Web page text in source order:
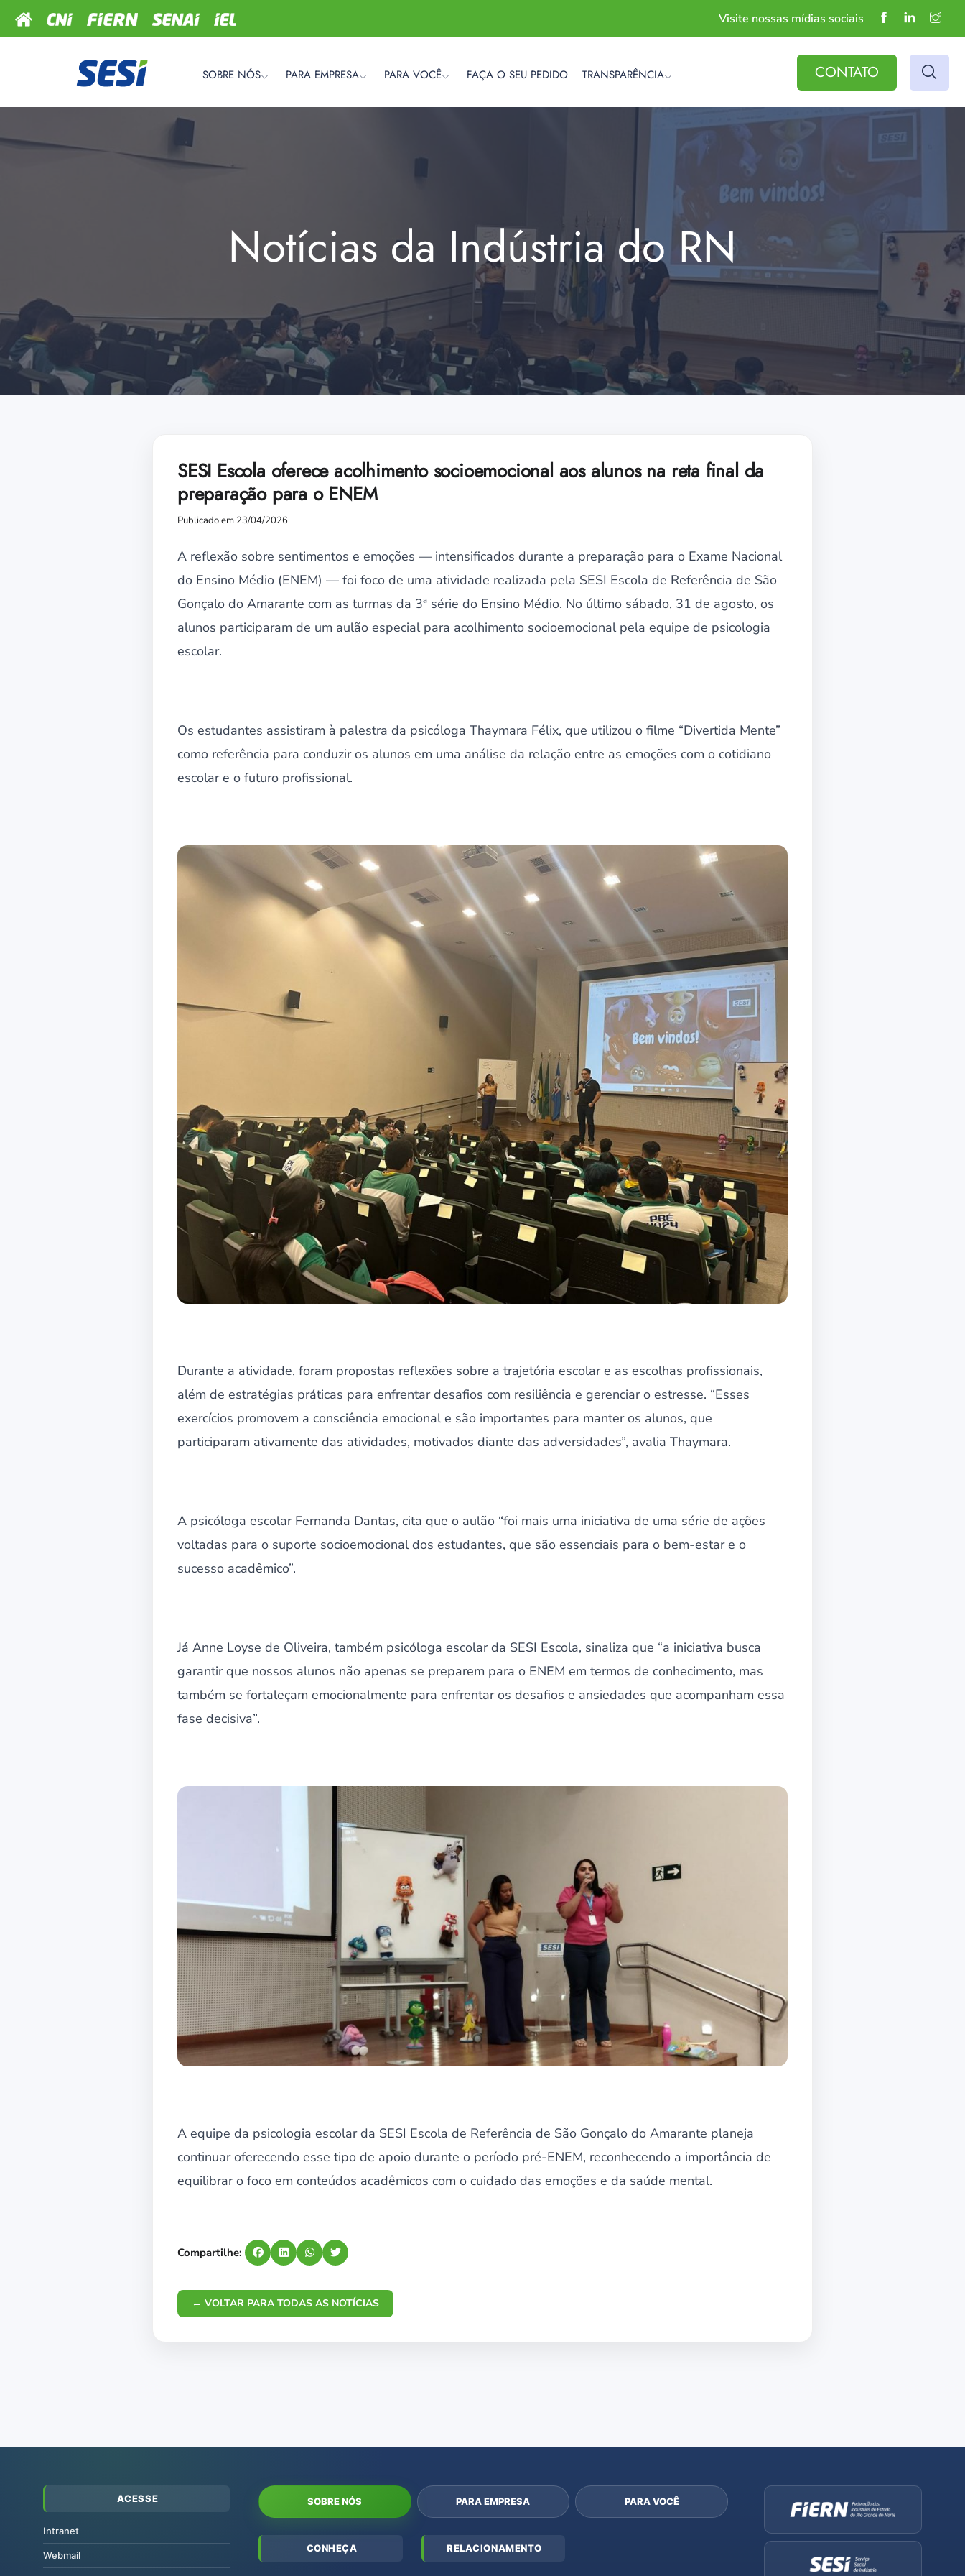
Visite nossas mídias sociais
SOBRE NÓS PARA EMPRESA PARA VOCÊ FAÇA O SEU PEDIDO TRANSPARÊNCIA CONTATO
Notícias da Indústria do RN
SESI Escola oferece acolhimento socioemocional aos alunos na reta final da
preparação para o ENEM
Publicado em 23/04/2026
A reflexão sobre sentimentos e emoções — intensificados durante a preparação para o Exame Nacional
do Ensino Médio (ENEM) — foi foco de uma atividade realizada pela SESI Escola de Referência de São
Gonçalo do Amarante com as turmas da 3ª série do Ensino Médio. No último sábado, 31 de agosto, os
alunos participaram de um aulão especial para acolhimento socioemocional pela equipe de psicologia
escolar.
Os estudantes assistiram à palestra da psicóloga Thaymara Félix, que utilizou o filme “Divertida Mente”
como referência para conduzir os alunos em uma análise da relação entre as emoções com o cotidiano
escolar e o futuro profissional.
Durante a atividade, foram propostas reflexões sobre a trajetória escolar e as escolhas profissionais,
além de estratégias práticas para enfrentar desafios com resiliência e gerenciar o estresse. “Esses
exercícios promovem a consciência emocional e são importantes para manter os alunos, que
participaram ativamente das atividades, motivados diante das adversidades”, avalia Thaymara.
A psicóloga escolar Fernanda Dantas, cita que o aulão “foi mais uma iniciativa de uma série de ações
voltadas para o suporte socioemocional dos estudantes, que são essenciais para o bem-estar e o
sucesso acadêmico”.
Já Anne Loyse de Oliveira, também psicóloga escolar da SESI Escola, sinaliza que “a iniciativa busca
garantir que nossos alunos não apenas se preparem para o ENEM em termos de conhecimento, mas
também se fortaleçam emocionalmente para enfrentar os desafios e ansiedades que acompanham essa
fase decisiva”.
A equipe da psicologia escolar da SESI Escola de Referência de São Gonçalo do Amarante planeja
continuar oferecendo esse tipo de apoio durante o período pré-ENEM, reconhecendo a importância de
equilibrar o foco em conteúdos acadêmicos com o cuidado das emoções e da saúde mental.
Compartilhe:
← VOLTAR PARA TODAS AS NOTÍCIAS
ACESSE
Intranet
Webmail
SOBRE NÓS PARA EMPRESA PARA VOCÊ
CONHEÇA RELACIONAMENTO